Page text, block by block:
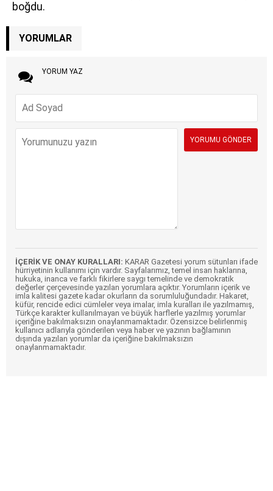
boğdu.
YORUMLAR
YORUM YAZ
İÇERİK VE ONAY KURALLARI: KARAR Gazetesi yorum sütunları ifade
hürriyetinin kullanımı için vardır. Sayfalarımız, temel insan haklarına,
hukuka, inanca ve farklı fikirlere saygı temelinde ve demokratik
değerler çerçevesinde yazılan yorumlara açıktır. Yorumların içerik ve
imla kalitesi gazete kadar okurların da sorumluluğundadır. Hakaret,
küfür, rencide edici cümleler veya imalar, imla kuralları ile yazılmamış,
Türkçe karakter kullanılmayan ve büyük harflerle yazılmış yorumlar
içeriğine bakılmaksızın onaylanmamaktadır. Özensizce belirlenmiş
kullanıcı adlarıyla gönderilen veya haber ve yazının bağlamının
dışında yazılan yorumlar da içeriğine bakılmaksızın
onaylanmamaktadır.